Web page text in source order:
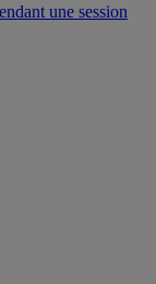
une session